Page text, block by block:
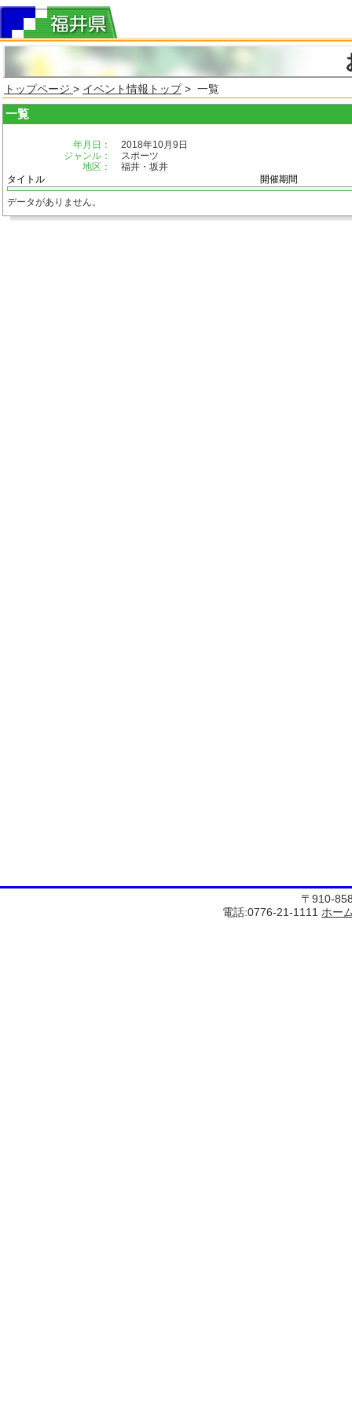
トップページ > イベント情報トップ> 一覧
一覧
年月日：
2018年10月9日
ジャンル：
スポーツ
地区：
福井・坂井
タイトル
開催期間
データがありません。
〒910-
電話:0776-21-1111 ホー